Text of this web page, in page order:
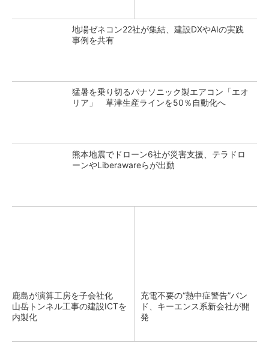
地場ゼネコン22社が集結、建設DXやAIの実践
事例を共有
猛暑を乗り切るパナソニック製エアコン「エオ
リア」 草津生産ラインを50％自動化へ
熊本地震でドローン6社が災害支援、テラドロ
ーンやLiberawareらが出動
鹿島が演算工房を子会社化
山岳トンネル工事の建設ICTを
内製化
充電不要の“熱中症警告”バン
ド、キーエンス系新会社が開
発